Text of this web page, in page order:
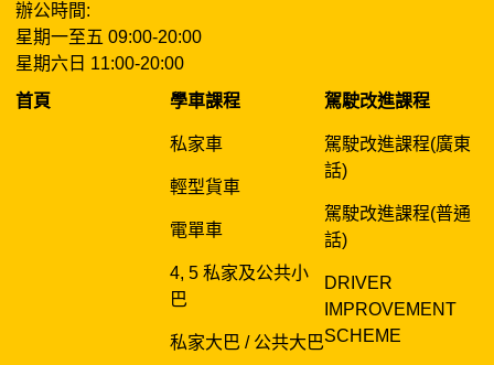
辦公時間:
星期一至五 09:00-20:00
星期六日 11:00-20:00
首頁
學車課程
私家車
輕型貨車
電單車
4, 5 私家及公共小
巴
私家大巴 / 公共大巴
駕駛改進課程
駕駛改進課程(廣東
話)
駕駛改進課程(普通
話)
DRIVER
IMPROVEMENT
SCHEME